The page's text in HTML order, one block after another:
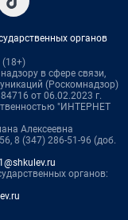
органов
(18+)
в сфере связи,
(Роскомнадзор)
от 06.02.2023 г.
"ИНТЕРНЕТ
Алексеевна
8 (347) 286-51-96 (доб.
органов: